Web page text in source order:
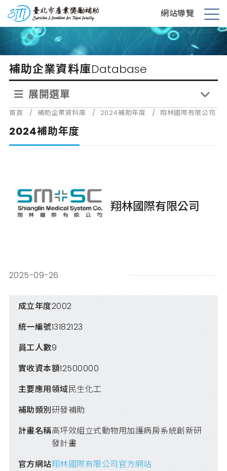
到
內
台北市產業獎勵補助 網站導覽
展
單
補助企業資料庫Database
展開選單
首頁 / 補助企業資料庫 / 2024補助年度 / 翔林國際有限公司
2024補助年度
翔林國際有限公司
2025-09-26
成立年度2002
統一編號13182123
員工人數9
實收資本額12500000
主要應用領域民生化工
補助類別研發補助
計畫名稱高坪效組立式動物用加護病房系統創新研
發計畫
官方網站翔林國際有限公司官方網站